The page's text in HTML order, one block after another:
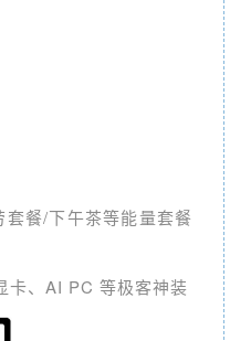
餐/下午茶等能量套餐
卡、AI PC 等极客神装